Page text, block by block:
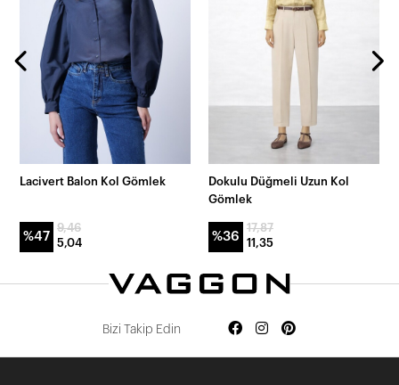
Lacivert Balon Kol Gömlek
%47
9,46
5,04
Dokulu Düğmeli Uzun Kol
Gömlek
%36
17,87
11,35
Bizi Takip Edin